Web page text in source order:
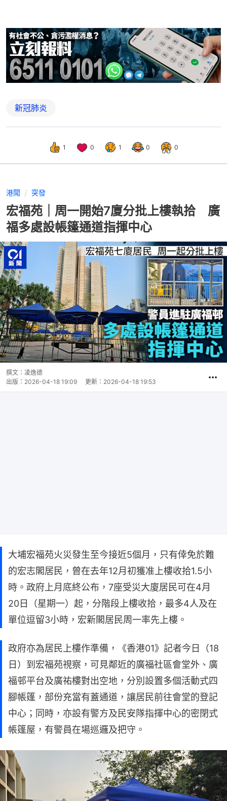
新冠肺炎
1 0 1 0 0
港聞 突發
宏福苑｜周一開始7廈分批上樓執拾 廣
福多處設帳篷通道指揮中心
撰文： 凌逸德
出版： 2026-04-18 19:09 更新： 2026-04-18 19:53
大埔宏福苑火災發生至今接近5個月，只有倖免於難
的宏志閣居民，曾在去年12月初獲准上樓收拾1.5小
時。政府上月底終公布，7座受災大廈居民可在4月
20日（星期一）起，分階段上樓收拾，最多4人及在
單位逗留3小時，宏新閣居民周一率先上樓。
政府亦為居民上樓作準備，《香港01》記者今日（18
日）到宏福苑視察，可見鄰近的廣福社區會堂外、廣
福邨平台及廣祐樓對出空地，分別設置多個活動式四
腳帳篷，部份充當有蓋通道，讓居民前往會堂的登記
中心；同時，亦設有警方及民安隊指揮中心的密閉式
帳篷屋，有警員在場巡邏及把守。